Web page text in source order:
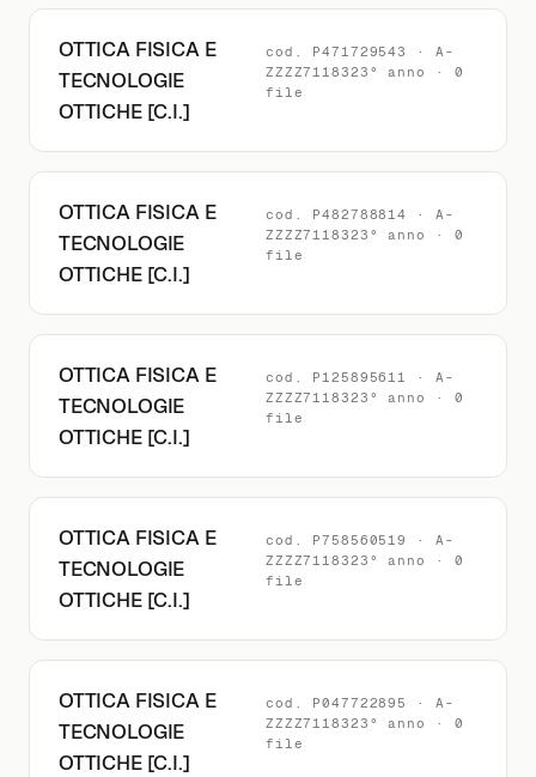
OTTICA FISICA E
TECNOLOGIE
OTTICHE [C.I.]
cod. P471729543 · A-
ZZZZ7118323° anno · 0
file
OTTICA FISICA E
TECNOLOGIE
OTTICHE [C.I.]
cod. P482788814 · A-
ZZZZ7118323° anno · 0
file
OTTICA FISICA E
TECNOLOGIE
OTTICHE [C.I.]
cod. P125895611 · A-
ZZZZ7118323° anno · 0
file
OTTICA FISICA E
TECNOLOGIE
OTTICHE [C.I.]
cod. P758560519 · A-
ZZZZ7118323° anno · 0
file
OTTICA FISICA E
TECNOLOGIE
OTTICHE [C.I.]
cod. P047722895 · A-
ZZZZ7118323° anno · 0
file